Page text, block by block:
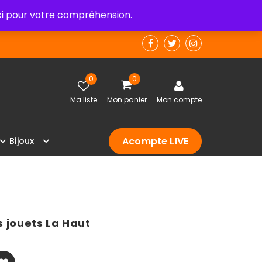
pour votre compréhension.
0
Ma liste
0
Mon panier Mon compte
Bijoux Acompte LIVE
jouets La Haut